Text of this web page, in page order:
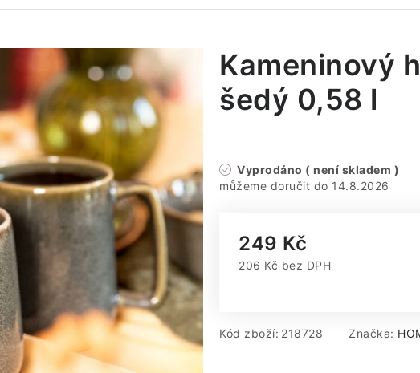
Kameninový
šedý 0,58 l
Vyprodáno ( není skladem )
14.8.2026
249 Kč
206 Kč bez DPH
Kód zboží: 218728 Značka: